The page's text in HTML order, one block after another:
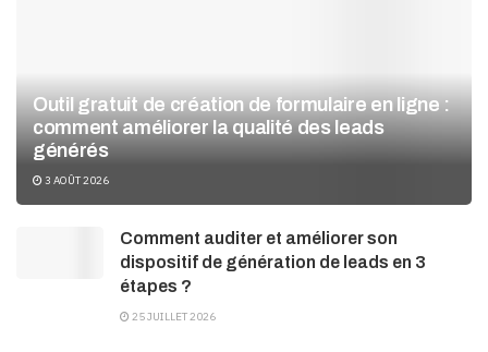
Outil gratuit de création de formulaire en ligne :
comment améliorer la qualité des leads
générés
3 AOÛT 2026
Comment auditer et améliorer son
dispositif de génération de leads en 3
étapes ?
25 JUILLET 2026